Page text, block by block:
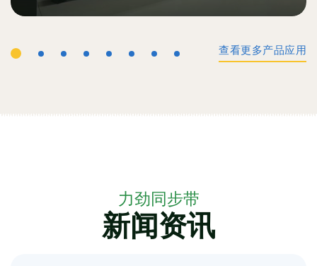
查看更多产品应用
力劲同步带
新闻资讯